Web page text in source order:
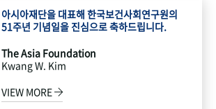
아시아재단을 대표해 한국보건사회연구원의
51주년 기념일을 진심으로 축하드립니다.
The Asia Foundation
Kwang W. Kim
VIEW MORE